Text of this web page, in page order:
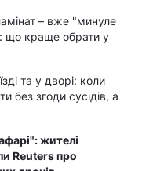
– вже "минуле
що краще обрати у
та у дворі: коли
без згоди сусідів, а
жителі
Reuters про